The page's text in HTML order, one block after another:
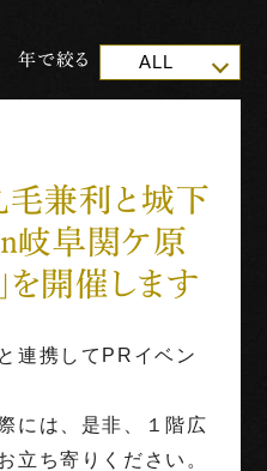
（繁体字） 中文（简化字）
年で絞る ALL
兼利と城下
岐阜関ケ原
開催します
連携してPRイベン
には、是非、１階広
立ち寄りください。